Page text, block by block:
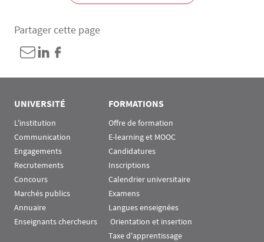
Partager cette page
UNIVERSITÉ
L'institution
Communication
Engagements
Recrutements
Concours
Marchés publics
Annuaire
Enseignants chercheurs
FORMATIONS
Offre de formation
E-learning et MOOC
Candidatures
Inscriptions
Calendrier universitaire
Examens
Langues enseignées
Orientation et insertion
Taxe d'apprentissage